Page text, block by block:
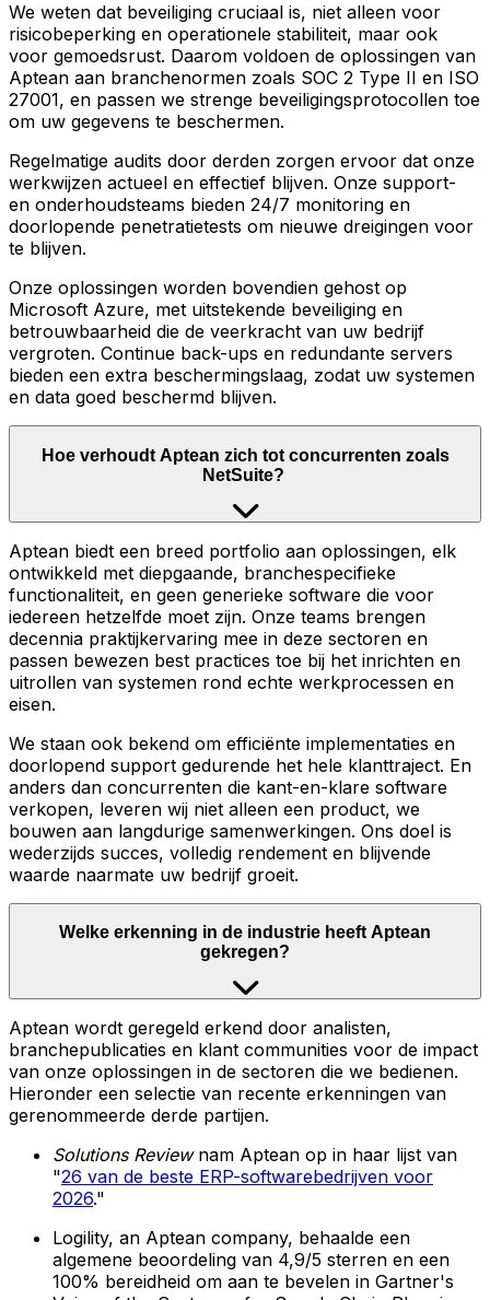
We weten dat beveiliging cruciaal is, niet alleen voor
risicobeperking en operationele stabiliteit, maar ook
voor gemoedsrust. Daarom voldoen de oplossingen van
Aptean aan branchenormen zoals SOC 2 Type II en ISO
27001, en passen we strenge beveiligingsprotocollen toe
om uw gegevens te beschermen.
Regelmatige audits door derden zorgen ervoor dat onze
werkwijzen actueel en effectief blijven. Onze support-
en onderhoudsteams bieden 24/7 monitoring en
doorlopende penetratietests om nieuwe dreigingen voor
te blijven.
Onze oplossingen worden bovendien gehost op
Microsoft Azure, met uitstekende beveiliging en
betrouwbaarheid die de veerkracht van uw bedrijf
vergroten. Continue back-ups en redundante servers
bieden een extra beschermingslaag, zodat uw systemen
en data goed beschermd blijven.
Hoe verhoudt Aptean zich tot concurrenten zoals
NetSuite?
Aptean biedt een breed portfolio aan oplossingen, elk
ontwikkeld met diepgaande, branchespecifieke
functionaliteit, en geen generieke software die voor
iedereen hetzelfde moet zijn. Onze teams brengen
decennia praktijkervaring mee in deze sectoren en
passen bewezen best practices toe bij het inrichten en
uitrollen van systemen rond echte werkprocessen en
eisen.
We staan ook bekend om efficiënte implementaties en
doorlopend support gedurende het hele klanttraject. En
anders dan concurrenten die kant-en-klare software
verkopen, leveren wij niet alleen een product, we
bouwen aan langdurige samenwerkingen. Ons doel is
wederzijds succes, volledig rendement en blijvende
waarde naarmate uw bedrijf groeit.
Welke erkenning in de industrie heeft Aptean
gekregen?
Aptean wordt geregeld erkend door analisten,
branchepublicaties en klant communities voor de impact
van onze oplossingen in de sectoren die we bedienen.
Hieronder een selectie van recente erkenningen van
gerenommeerde derde partijen.
Solutions Reviewnam Aptean op in haar lijst van
"26 van de beste ERP-softwarebedrijven voor
2026."
Logility, an Aptean company, behaalde een
algemene beoordeling van 4,9/5 sterren en een
100% bereidheid om aan te bevelen in Gartner's